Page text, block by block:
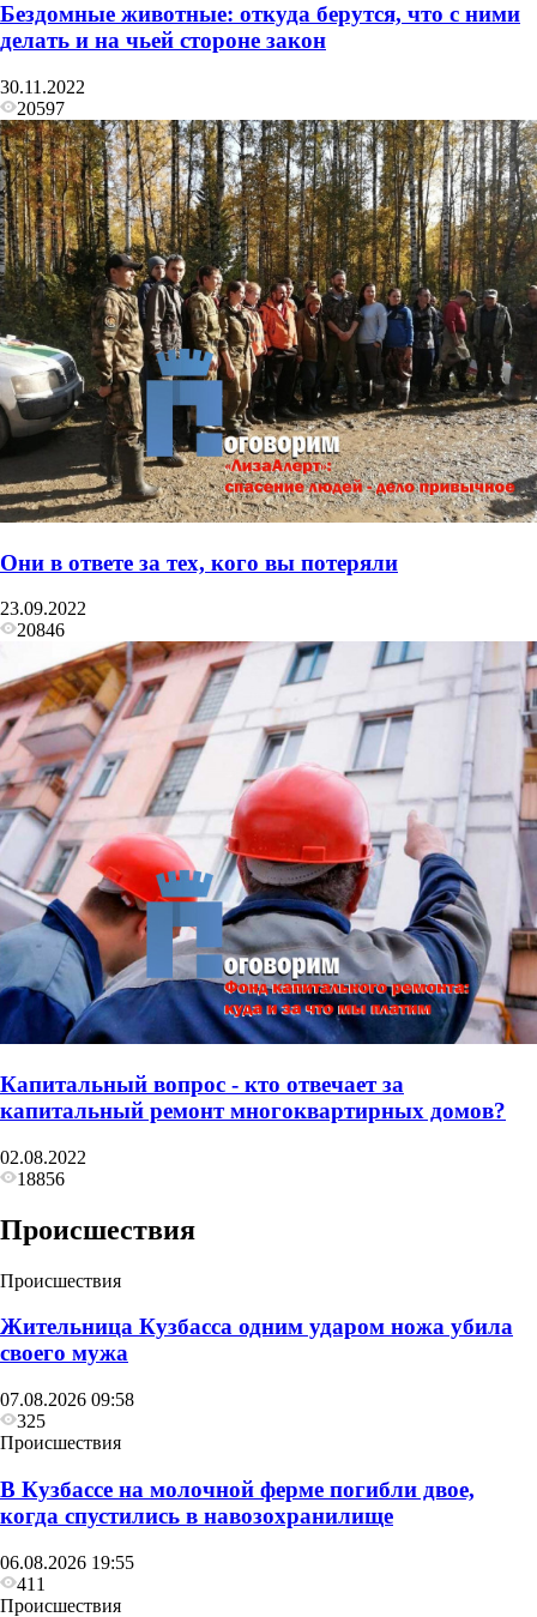
Бездомные животные: откуда берутся, что с ними
делать и на чьей стороне закон
30.11.2022
20597
Они в ответе за тех, кого вы потеряли
23.09.2022
20846
Капитальный вопрос - кто отвечает за
капитальный ремонт многоквартирных домов?
02.08.2022
18856
Происшествия
Происшествия
Жительница Кузбасса одним ударом ножа убила
своего мужа
07.08.2026 09:58
325
Происшествия
В Кузбассе на молочной ферме погибли двое,
когда спустились в навозохранилище
06.08.2026 19:55
411
Происшествия